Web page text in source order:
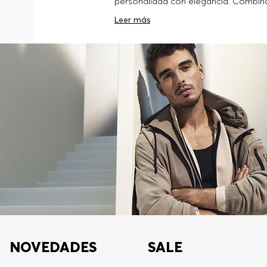
especiales. Explora nuestra
Leer más
NOVEDADES SALE